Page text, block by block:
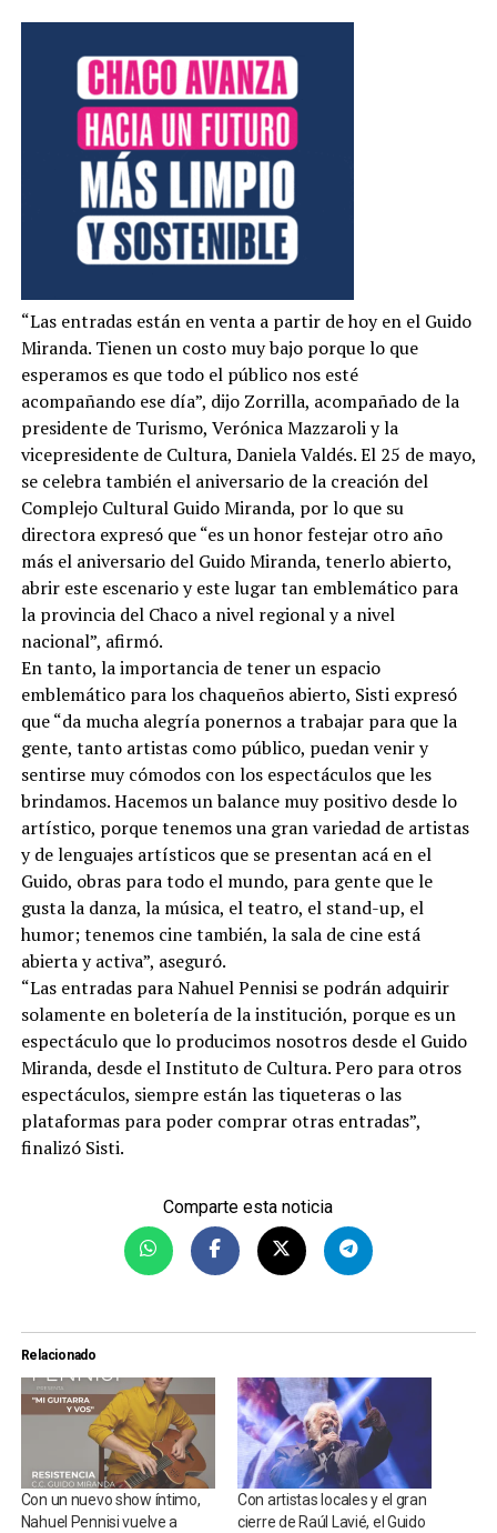
“Las entradas están en venta a partir de hoy en el Guido
Miranda. Tienen un costo muy bajo porque lo que
esperamos es que todo el público nos esté
acompañando ese día”, dijo Zorrilla, acompañado de la
presidente de Turismo, Verónica Mazzaroli y la
vicepresidente de Cultura, Daniela Valdés. El 25 de mayo,
se celebra también el aniversario de la creación del
Complejo Cultural Guido Miranda, por lo que su
directora expresó que “es un honor festejar otro año
más el aniversario del Guido Miranda, tenerlo abierto,
abrir este escenario y este lugar tan emblemático para
la provincia del Chaco a nivel regional y a nivel
nacional”, afirmó.
En tanto, la importancia de tener un espacio
emblemático para los chaqueños abierto, Sisti expresó
que “da mucha alegría ponernos a trabajar para que la
gente, tanto artistas como público, puedan venir y
sentirse muy cómodos con los espectáculos que les
brindamos. Hacemos un balance muy positivo desde lo
artístico, porque tenemos una gran variedad de artistas
y de lenguajes artísticos que se presentan acá en el
Guido, obras para todo el mundo, para gente que le
gusta la danza, la música, el teatro, el stand-up, el
humor; tenemos cine también, la sala de cine está
abierta y activa”, aseguró.
“Las entradas para Nahuel Pennisi se podrán adquirir
solamente en boletería de la institución, porque es un
espectáculo que lo producimos nosotros desde el Guido
Miranda, desde el Instituto de Cultura. Pero para otros
espectáculos, siempre están las tiqueteras o las
plataformas para poder comprar otras entradas”,
finalizó Sisti.
Comparte esta noticia
Relacionado
Con un nuevo show íntimo,
Nahuel Pennisi vuelve a
Con artistas locales y el gran
cierre de Raúl Lavié, el Guido